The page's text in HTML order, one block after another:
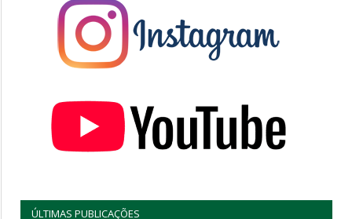
ÚLTIMAS PUBLICAÇÕES